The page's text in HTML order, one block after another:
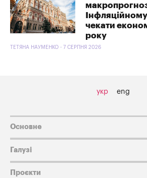
Інфляційному
чекати
року
ТЕТЯНА НАУМЕНКО - 7 СЕРПНЯ 2026
укр eng
Основне
Галузі
Проєкти